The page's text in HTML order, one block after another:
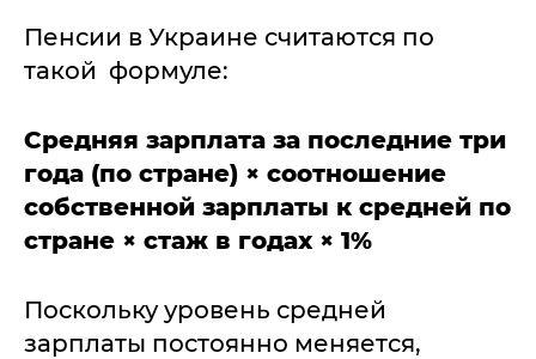
Пенсии в Украине считаются по
такой формуле:
Средняя зарплата за последние три
года (по стране) × соотношение
собственной зарплаты к средней по
стране × стаж в годах × 1%
Поскольку уровень средней
зарплаты постоянно меняется,